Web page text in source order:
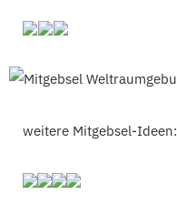
weitere Mitgebsel-Ideen: